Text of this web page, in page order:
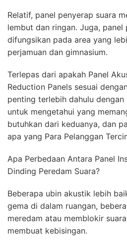
Relatif, panel penyerap suara
lembut dan ringan. Juga, panel
difungsikan pada area yang
perjamuan dan gimnasium.
Terlepas dari apakah Panel
Reduction Panels sesuai
penting terlebih dahulu
untuk mengetahui yang
butuhkan dari keduanya, dan
apa yang Para Pelanggan
Apa Perbedaan Antara Panel
Dinding Peredam Suara?
Beberapa ubin akustik lebih
gema di dalam ruangan,
meredam atau memblokir
membuat kebisingan.